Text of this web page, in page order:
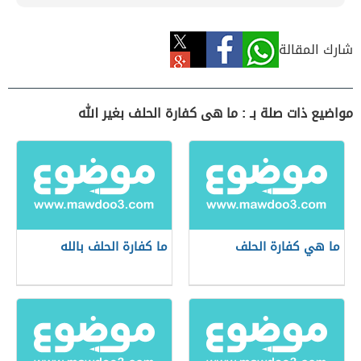
شارك المقالة
مواضيع ذات صلة بـ : ما هى كفارة الحلف بغير الله
ما هي كفارة الحلف ما كفارة الحلف بالله